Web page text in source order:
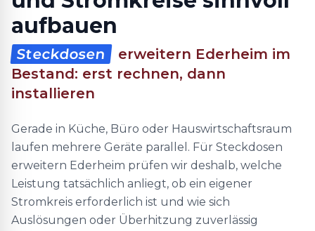
aufbauen
Steckdosen
erweitern Ederheim im
Bestand: erst rechnen, dann
installieren
Gerade in Küche, Büro oder Hauswirtschaftsraum
laufen mehrere Geräte parallel. Für Steckdosen
erweitern Ederheim prüfen wir deshalb, welche
Leistung tatsächlich anliegt, ob ein eigener
Stromkreis erforderlich ist und wie sich
Auslösungen oder Überhitzung zuverlässig